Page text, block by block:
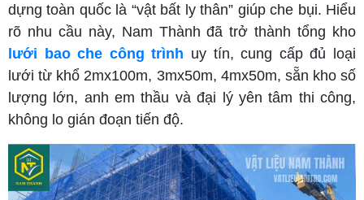
dựng toàn quốc là “vật bất ly thân” giúp che bụi. Hiểu
rõ nhu cầu này, Nam Thành đã trở thành tổng kho
lưới bao che công trình uy tín, cung cấp đủ loại
lưới từ khổ 2mx100m, 3mx50m, 4mx50m, sẵn kho số
lượng lớn, anh em thầu và đại lý yên tâm thi công,
không lo gián đoạn tiến độ.